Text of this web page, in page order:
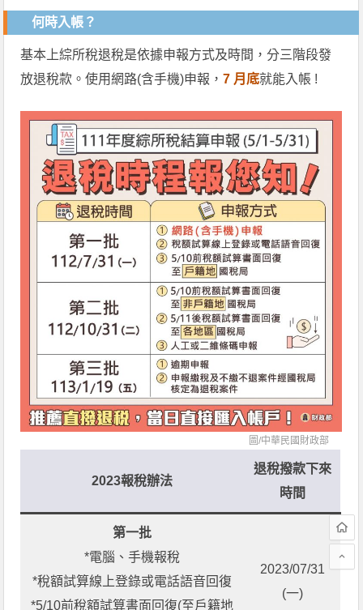
何時入帳？
基本上綜所稅退稅是依據申報方式及時間，分三階段發
放退稅款。使用網路(含手機)申報，7 月底就能入帳 !
圖/中華民國財政部
2023報稅辦法
退稅撥款下來
時間
第一批
*電腦、手機報稅
*稅額試算線上登錄或電話語音回復
*5/10前稅額試算書面回復(至戶籍地
2023/07/31
(一)